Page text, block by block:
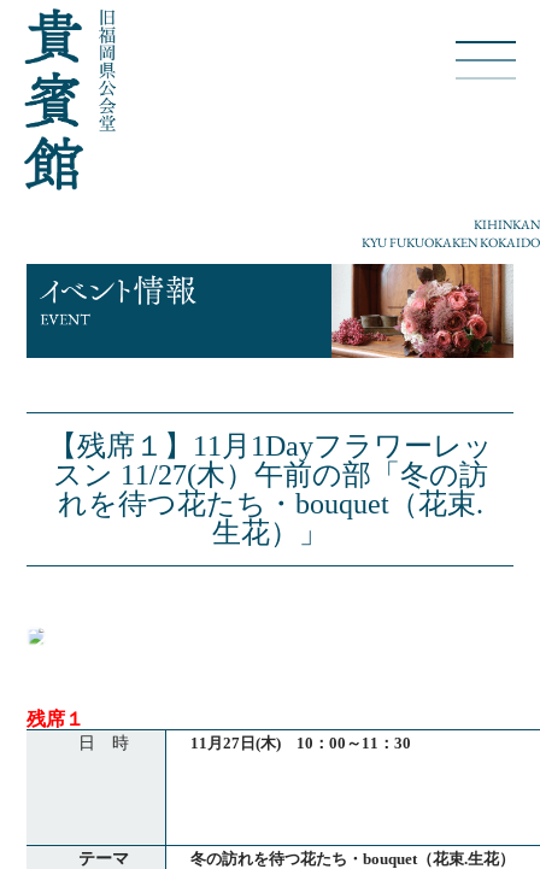
KIHINKAN
KYU FUKUOKAKEN KOKAIDO
【残席１】11月1Dayフラワーレッ
スン 11/27(木）午前の部「冬の訪
れを待つ花たち・bouquet（花束.
生花）」
残席１
日 時 11月27日(木) 10：00～11：30
テーマ 冬の訪れを待つ花たち・bouquet（花束.生花）